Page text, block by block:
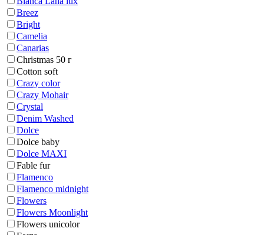
Breez
Bright
Camelia
Canarias
Christmas 50 г
Cotton soft
Crazy color
Crazy Mohair
Crystal
Denim Washed
Dolce
Dolce baby
Dolce MAXI
Fable fur
Flamenco
Flamenco midnight
Flowers
Flowers Moonlight
Flowers unicolor